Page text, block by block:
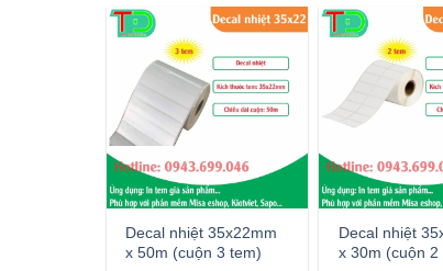
Decal nhiệt 35x22mm
x 50m (cuộn 3 tem)
Decal nhiệt
x 30m (cuộn 2